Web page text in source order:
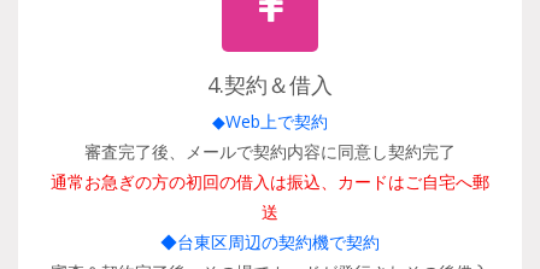
4.契約＆借入
◆Web上で契約
審査完了後、メールで契約内容に同意し契約完了
通常お急ぎの方の初回の借入は振込、カードはご自宅へ郵
送
◆台東区周辺の契約機で契約